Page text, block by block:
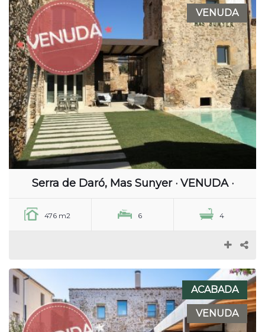
VENUDA
Serra de Daró, Mas Sunyer · VENUDA ·
476 m2 6 4
ACABADA
VENUDA